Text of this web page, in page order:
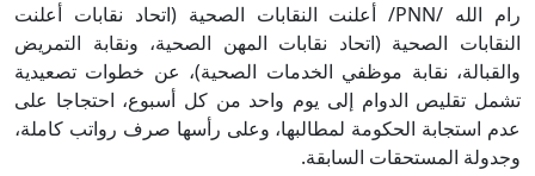
رام الله /PNN/ أعلنت النقابات الصحية (اتحاد نقابات أعلنت
النقابات الصحية (اتحاد نقابات المهن الصحية، ونقابة التمريض
والقبالة، نقابة موظفي الخدمات الصحية)، عن خطوات تصعيدية
تشمل تقليص الدوام إلى يوم واحد من كل أسبوع، احتجاجا على
عدم استجابة الحكومة لمطالبها، وعلى رأسها صرف رواتب كاملة،
وجدولة المستحقات السابقة.